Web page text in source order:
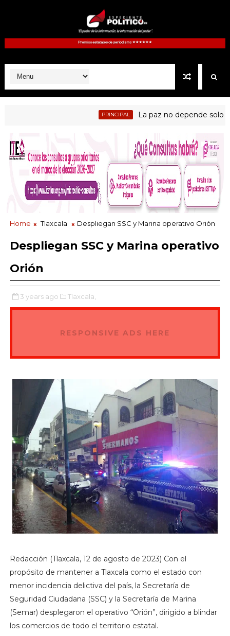
PRINCIPAL La paz no depende solo de
Home Tlaxcala Despliegan SSC y Marina operativo Orión
Despliegan SSC y Marina operativo
Orión
3 years ago Tlaxcala,
RESPONSIVE ADS HERE
Redacción (Tlaxcala, 12 de agosto de 2023) Con el
propósito de mantener a Tlaxcala como el estado con
menor incidencia delictiva del país, la Secretaría de
Seguridad Ciudadana (SSC) y la Secretaría de Marina
(Semar) desplegaron el operativo “Orión”, dirigido a blindar
los comercios de todo el territorio estatal.